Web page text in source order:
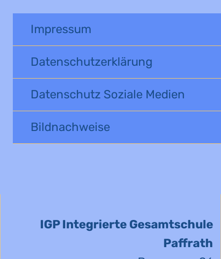
Impressum
Datenschutzerklärung
Datenschutz Soziale Medien
Bildnachweise
IGP Integrierte Gesamtschule
Paffrath